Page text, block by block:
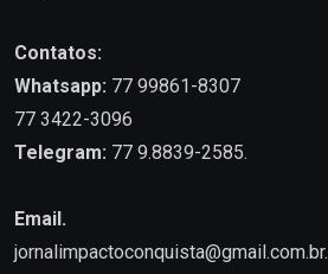
Contatos:
Whatsapp: 77 99861-8307
77 3422-3096
Telegram: 77 9.8839-2585.
Email.
jornalimpactoconquista@gmail.com.br.